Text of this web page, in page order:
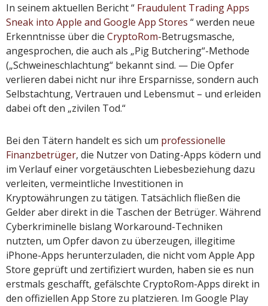
In seinem aktuellen Bericht “ Fraudulent Trading Apps
Sneak into Apple and Google App Stores “ werden neue
Erkenntnisse über die CryptoRom-Betrugsmasche,
angesprochen, die auch als „Pig Butchering“-Methode
(„Schweineschlachtung“ bekannt sind. — Die Opfer
verlieren dabei nicht nur ihre Ersparnisse, sondern auch
Selbstachtung, Vertrauen und Lebensmut – und erleiden
dabei oft den „zivilen Tod.“
Bei den Tätern handelt es sich um professionelle
Finanzbetrüger, die Nutzer von Dating-Apps ködern und
im Verlauf einer vorgetäuschten Liebesbeziehung dazu
verleiten, vermeintliche Investitionen in
Kryptowährungen zu tätigen. Tatsächlich fließen die
Gelder aber direkt in die Taschen der Betrüger. Während
Cyberkriminelle bislang Workaround-Techniken
nutzten, um Opfer davon zu überzeugen, illegitime
iPhone-Apps herunterzuladen, die nicht vom Apple App
Store geprüft und zertifiziert wurden, haben sie es nun
erstmals geschafft, gefälschte CryptoRom-Apps direkt in
den offiziellen App Store zu platzieren. Im Google Play